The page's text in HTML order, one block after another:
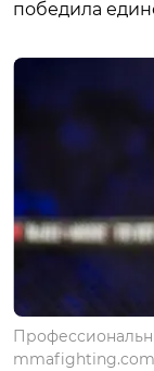
победила
mmafighting.com